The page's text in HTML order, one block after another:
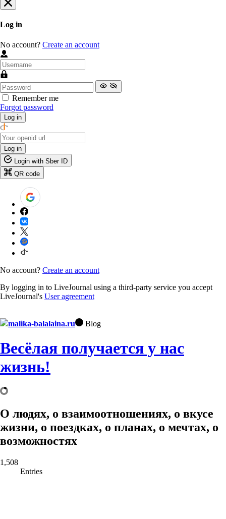
Log in
No account? Create an account
Remember me
Forgot password
Log in
Log in
Login with Sber ID
QR code
No account? Create an account
By logging in to LiveJournal using a third-party service you accept
LiveJournal's User agreement
malika-balalaina.ru Blog
Весёлая получается у нас
жизнь!
О людях, о взаимоотношениях, о вкусе
жизни, о поездках, о планах, о мечтах, о
возможностях
1,508
Entries